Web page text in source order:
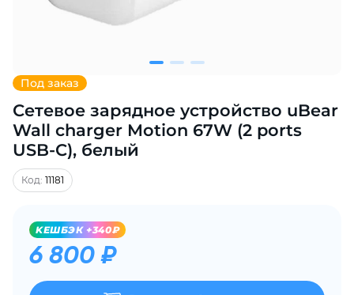
Под заказ
Сетевое зарядное устройство uBear
Wall charger Motion 67W (2 ports
USB-C), белый
Код: 11181
KЕШБЭК +340₽
6 800 ₽
% картой любого банка
Получайте товар
выбранный способом
Оставшиеся
по25%каждые 2 недели
Подробнее